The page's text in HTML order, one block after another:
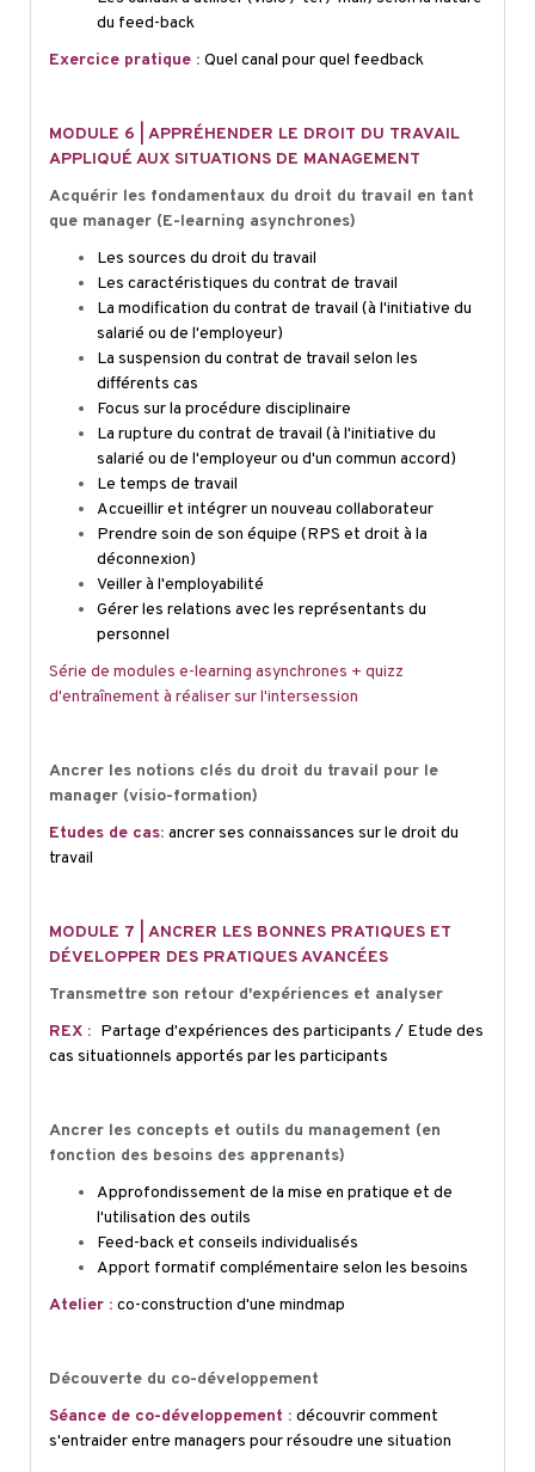
du feed-back
Exercice pratique : Quel canal pour quel feedback
MODULE 6 | APPRÉHENDER LE DROIT DU TRAVAIL
APPLIQUÉ AUX SITUATIONS DE MANAGEMENT
Acquérir les fondamentaux du droit du travail en tant
que manager (E-learning asynchrones)
Les sources du droit du travail
Les caractéristiques du contrat de travail
La modification du contrat de travail (à l'initiative du
salarié ou de l'employeur)
La suspension du contrat de travail selon les
différents cas
Focus sur la procédure disciplinaire
La rupture du contrat de travail (à l'initiative du
salarié ou de l'employeur ou d'un commun accord)
Le temps de travail
Accueillir et intégrer un nouveau collaborateur
Prendre soin de son équipe (RPS et droit à la
déconnexion)
Veiller à l'employabilité
Gérer les relations avec les représentants du
personnel
Série de modules e-learning asynchrones + quizz
d'entraînement à réaliser sur l'intersession
Ancrer les notions clés du droit du travail pour le
manager (visio-formation)
Etudes de cas: ancrer ses connaissances sur le droit du
travail
MODULE 7 | ANCRER LES BONNES PRATIQUES ET
DÉVELOPPER DES PRATIQUES AVANCÉES
Transmettre son retour d'expériences et analyser
REX : Partage d'expériences des participants / Etude des
cas situationnels apportés par les participants
Ancrer les concepts et outils du management (en
fonction des besoins des apprenants)
Approfondissement de la mise en pratique et de
l'utilisation des outils
Feed-back et conseils individualisés
Apport formatif complémentaire selon les besoins
Atelier : co-construction d'une mindmap
Découverte du co-développement
Séance de co-développement : découvrir comment
s'entraider entre managers pour résoudre une situation